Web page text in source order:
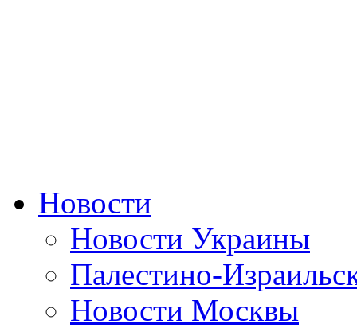
Новости
Новости Украины
Палестино-
Новости Москвы